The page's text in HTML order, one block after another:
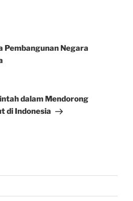
Pembangunan Negara
dalam Mendorong
di Indonesia